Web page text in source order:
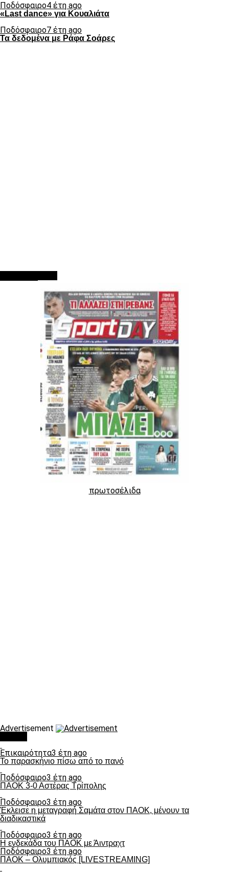
Ποδόσφαιρο4 έτη ago
«Last dance» για Κουαλιάτα
Ποδόσφαιρο7 έτη ago
Τα δεδομένα με Ράφα Σοάρες
πρωτοσέλιδα
Advertisement
Επικαιρότητα3 έτη ago
Το παρασκήνιο πίσω από το πανό
Ποδόσφαιρο3 έτη ago
ΠΑΟΚ 3-0 Αστέρας Τρίπολης
Ποδόσφαιρο3 έτη ago
Έκλεισε η μεταγραφή Σαμάτα στον ΠΑΟΚ, μένουν τα
διαδικαστικά
Ποδόσφαιρο3 έτη ago
Η ενδεκάδα του ΠΑΟΚ με Άιντραχτ
Ποδόσφαιρο3 έτη ago
ΠΑΟΚ – Ολυμπιακός [LIVESTREAMING]